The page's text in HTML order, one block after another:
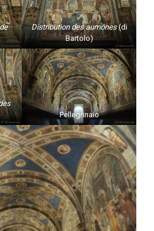
Distribution des aumônes(di
Bartolo)
Pellegrinaio